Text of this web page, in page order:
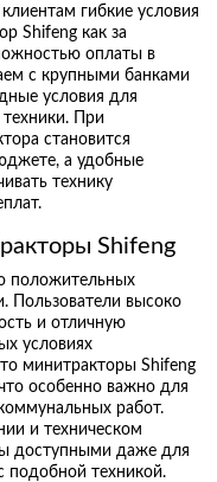
гибкие условия
Shifeng как за
оплаты в
с крупными банками
условия для
техники. При
становится
а удобные
технику
Shifeng
положительных
Пользователи высоко
и отличную
условиях
минитракторы Shifeng
особенно важно для
работ.
и техническом
доступными даже для
подобной техникой.